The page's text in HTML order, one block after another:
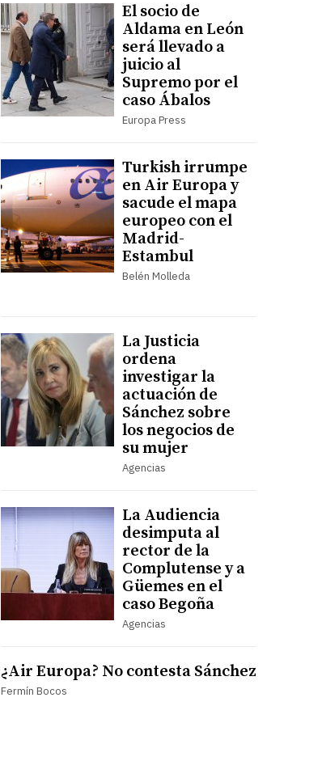
El socio de
Aldama en León
será llevado a
juicio al
Supremo por el
caso Ábalos
Europa Press
Turkish irrumpe
en Air Europa y
sacude el mapa
europeo con el
Madrid-
Estambul
Belén Molleda
La Justicia
ordena
investigar la
actuación de
Sánchez sobre
los negocios de
su mujer
Agencias
La Audiencia
desimputa al
rector de la
Complutense y a
Güemes en el
caso Begoña
Agencias
¿Air Europa? No contesta Sánchez
Fermín Bocos